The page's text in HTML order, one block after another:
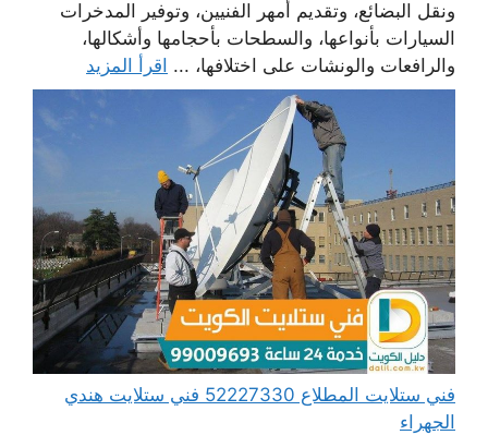
ونقل البضائع، وتقديم أمهر الفنيين، وتوفير المدخرات
السيارات بأنواعها، والسطحات بأحجامها وأشكالها،
والرافعات والونشات على اختلافها، ... اقرأ المزيد
فني ستلايت المطلاع 52227330 فني ستلايت هندي
الجهراء